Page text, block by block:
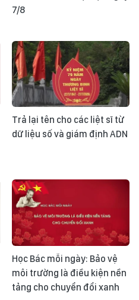
7/8
Trả lại tên cho các liệt sĩ từ
dữ liệu số và giám định ADN
Học Bác mỗi ngày: Bảo vệ
môi trường là điều kiện nền
tảng cho chuyển đổi xanh